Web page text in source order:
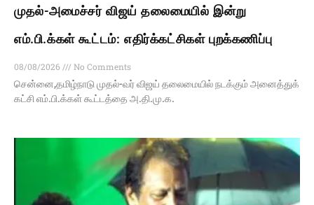
முதல்-அமைச்சர் விஜய் தலைமையில் இன்று
எம்.பி.க்கள் கூட்டம்: எதிர்க்கட்சிகள் புறக்கணிப்பு
08/08/2026
No Comments
சென்னை,தமிழ்நாடு முதல்-வர் விஜய் தலைமையில் நடக்கும் அனைத்துக்
கட்சி எம்.பி.க்கள் கூட்டத்தை அ.தி.மு.க.